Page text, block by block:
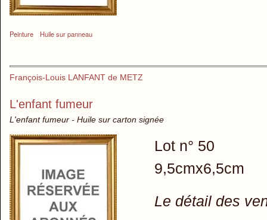
Peinture Huile sur panneau
François-Louis LANFANT de METZ
L'enfant fumeur
L'enfant fumeur - Huile sur carton signée
Lot n° 50
9,5cmx6,5cm
Le détail des